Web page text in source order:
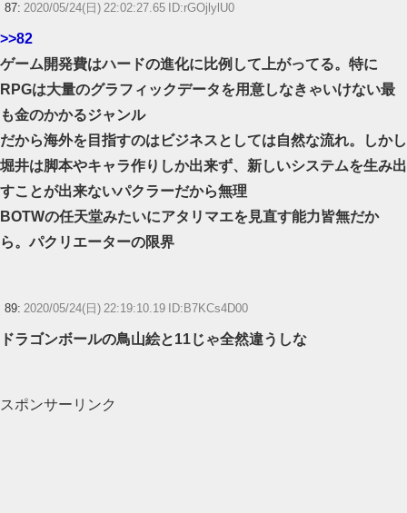
87: 2020/05/24(日) 22:02:27.65 ID:rGOjlylU0
>>82
ゲーム開発費はハードの進化に比例して上がってる。特に
RPGは大量のグラフィックデータを用意しなきゃいけない最
も金のかかるジャンル
だから海外を目指すのはビジネスとしては自然な流れ。しかし
堀井は脚本やキャラ作りしか出来ず、新しいシステムを生み出
すことが出来ないパクラーだから無理
BOTWの任天堂みたいにアタリマエを見直す能力皆無だか
ら。パクリエーターの限界
89: 2020/05/24(日) 22:19:10.19 ID:B7KCs4D00
ドラゴンボールの鳥山絵と11じゃ全然違うしな
スポンサーリンク